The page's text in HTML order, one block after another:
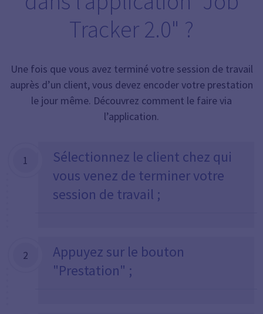
Tracker 2.0" ?
Une fois que vous avez terminé votre session de travail
auprès d’un client, vous devez encoder votre prestation
le jour même. Découvrez comment le faire via
l’application.
1
Sélectionnez le client chez qui
vous venez de terminer votre
session de travail ;
2
Appuyez sur le bouton
"Prestation" ;